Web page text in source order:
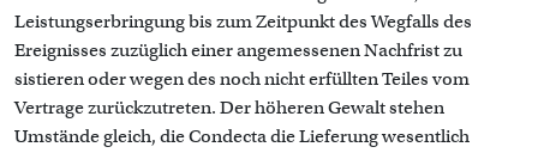
Leistungserbringung bis zum Zeitpunkt des Wegfalls des
Ereignisses zuzüglich einer angemessenen Nachfrist zu
sistieren oder wegen des noch nicht erfüllten Teiles vom
Vertrage zurückzutreten. Der höheren Gewalt stehen
Umstände gleich, die Condecta die Lieferung wesentlich